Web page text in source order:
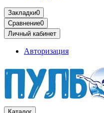
Закладки0
Сравнение0
Личный кабинет
Авторизация